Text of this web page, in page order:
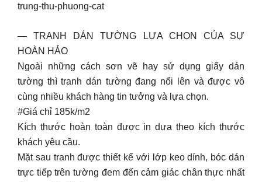
trung-thu-phuong-cat
— TRANH DÁN TƯỜNG LỰA CHỌN CỦA SỰ
HOÀN HẢO
Ngoài những cách sơn vẽ hay sử dụng giấy dán
tường thì tranh dán tường đang nổi lên và được vô
cùng nhiều khách hàng tin tưởng và lựa chọn.
#Giá chỉ 185k/m2
Kích thước hoàn toàn được in dựa theo kích thước
khách yêu cầu.
Mặt sau tranh được thiết kế với lớp keo dính, bóc dán
trực tiếp trên tường đem đến cảm giác chân thực nhất